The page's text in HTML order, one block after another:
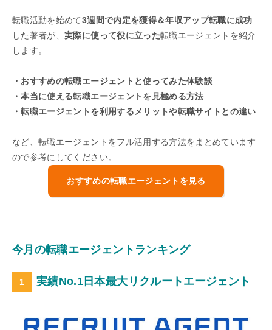
転職活動を始めて3週間で内定を獲得＆年収アップ転職に成功
した著者が、実際に使って役に立った転職エージェントを紹介
します。
・おすすめの転職エージェントと使ってみた体験談
・本当に使える転職エージェントを見極める方法
・転職エージェントを利用するメリットや転職サイトとの違い
など、転職エージェントをフル活用する方法をまとめています
ので参考にしてください。
おすすめの転職エージェントを見る
今月の転職エージェントランキング
実績No.1日本最大リクルートエージェント